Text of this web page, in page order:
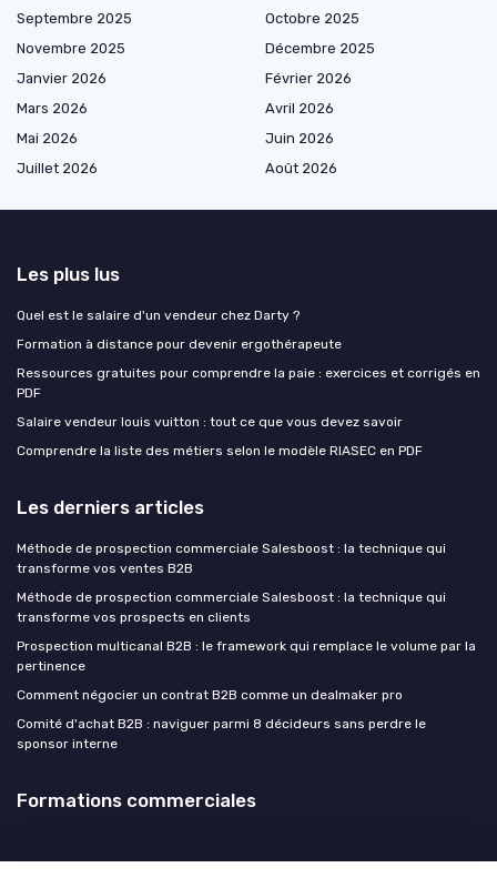
Septembre 2025
Octobre 2025
Novembre 2025
Décembre 2025
Janvier 2026
Février 2026
Mars 2026
Avril 2026
Mai 2026
Juin 2026
Juillet 2026
Août 2026
Les plus lus
Quel est le salaire d'un vendeur chez Darty ?
Formation à distance pour devenir ergothérapeute
Ressources gratuites pour comprendre la paie : exercices et corrigés en
PDF
Salaire vendeur louis vuitton : tout ce que vous devez savoir
Comprendre la liste des métiers selon le modèle RIASEC en PDF
Les derniers articles
Méthode de prospection commerciale Salesboost : la technique qui
transforme vos ventes B2B
Méthode de prospection commerciale Salesboost : la technique qui
transforme vos prospects en clients
Prospection multicanal B2B : le framework qui remplace le volume par la
pertinence
Comment négocier un contrat B2B comme un dealmaker pro
Comité d'achat B2B : naviguer parmi 8 décideurs sans perdre le
sponsor interne
Formations commerciales